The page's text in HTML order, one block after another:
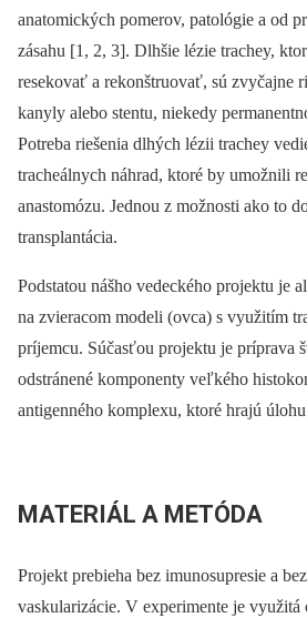
anatomických pomerov, patológie a od
zásahu [1, 2, 3]. Dlhšie lézie trachey,
resekovať a rekonštruovať, sú zvyčajne
kanyly alebo stentu, niekedy
Potreba riešenia dlhých lézii trachey
tracheálnych náhrad, ktoré by umožnili
anastomózu. Jednou z možnosti ako to
transplantácia.
Podstatou nášho vedeckého projektu je
na zvieracom modeli (ovca) s využitím
príjemcu. Súčasťou projektu je príprava
odstránené komponenty veľkého
antigenného komplexu, ktoré hrajú
MATERIÁL A METÓDA
Projekt prebieha bez imunosupresie a
vaskularizácie. V experimente je využitá